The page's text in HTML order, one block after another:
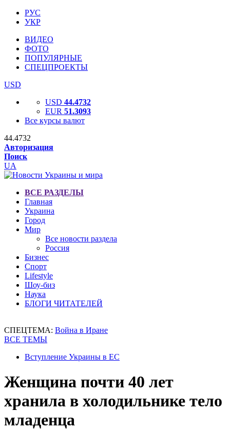
РУС
УКР
ВИДЕО
ФОТО
ПОПУЛЯРНЫЕ
СПЕЦПРОЕКТЫ
USD
USD 44.4732
EUR 51.3093
Все курсы валют
44.4732
Авторизация
Поиск
UA
ВСЕ РАЗДЕЛЫ
Главная
Украина
Город
Мир
Все новости раздела
Россия
Бизнес
Спорт
Lifestyle
Шоу-биз
Наука
БЛОГИ ЧИТАТЕЛЕЙ
СПЕЦТЕМА: Война в Иране
ВСЕ ТЕМЫ
Вступление Украины в ЕС
Женщина почти 40 лет
хранила в холодильнике тело
младенца